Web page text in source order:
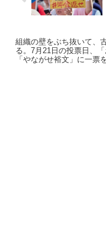
組織の壁をぶち抜いて、
る。7月21日の投票日、「
「やながせ裕文」に一票